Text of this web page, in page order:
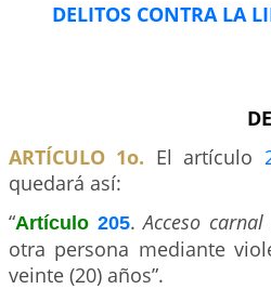
DELITOS CONTRA LA
ARTÍCULO 1o. El artículo
quedará así:
“Artículo 205.Acceso
otra persona mediante
veinte (20) años”.